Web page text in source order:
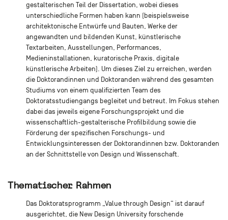
gestalterischen Teil der Dissertation, wobei dieses
unterschiedliche Formen haben kann (beispielsweise
architektonische Entwürfe und Bauten, Werke der
angewandten und bildenden Kunst, künstlerische
Textarbeiten, Ausstellungen, Performances,
Medieninstallationen, kuratorische Praxis, digitale
künstlerische Arbeiten). Um dieses Ziel zu erreichen, werden
die Doktorandinnen und Doktoranden während des gesamten
Studiums von einem qualifizierten Team des
Doktoratsstudiengangs begleitet und betreut. Im Fokus stehen
dabei das jeweils eigene Forschungsprojekt und die
wissenschaftlich-gestalterische Profilbildung sowie die
Förderung der spezifischen Forschungs- und
Entwicklungsinteressen der Doktorandinnen bzw. Doktoranden
an der Schnittstelle von Design und Wissenschaft.
Thematischer Rahmen
Das Doktoratsprogramm „Value through Design“ ist darauf
ausgerichtet, die New Design University forschende